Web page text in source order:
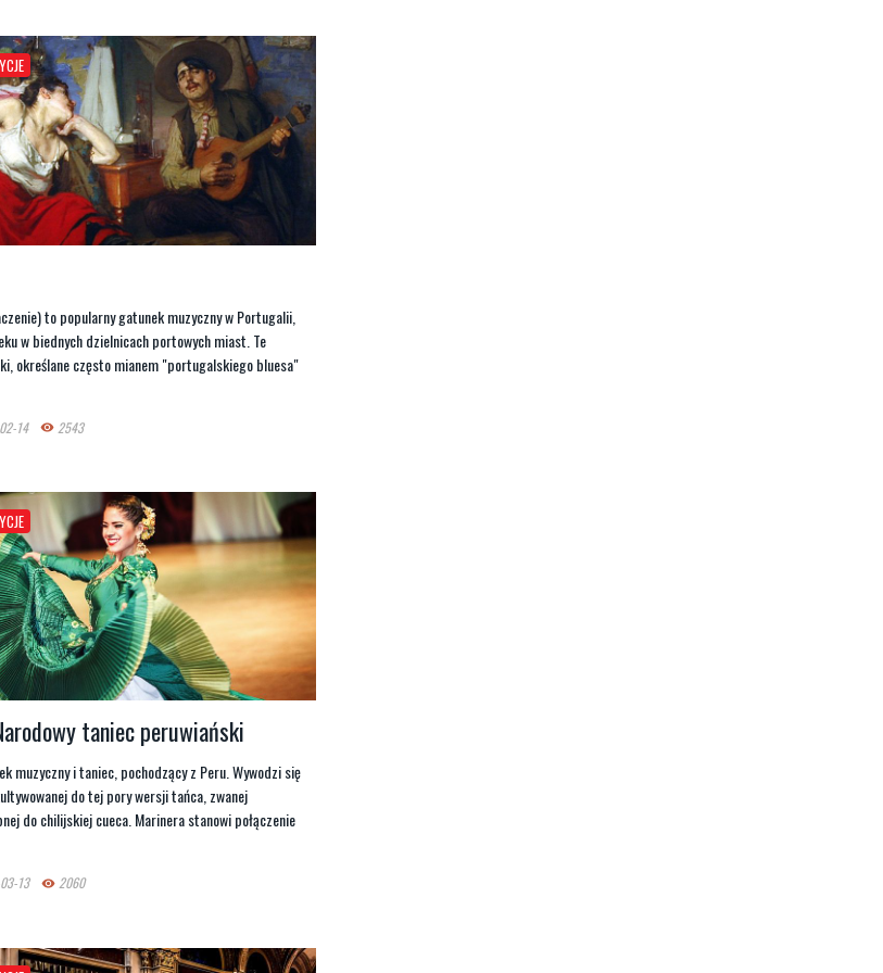
to popularny gatunek muzyczny w Portugalii,
w biednych dzielnicach portowych miast. Te
określane często mianem "portugalskiego bluesa"
14 remove_red_eye 2543
taniec peruwiański
muzyczny i taniec, pochodzący z Peru. Wywodzi się
do tej pory wersji tańca, zwanej
do chilijskiej cueca. Marinera stanowi połączenie
13 remove_red_eye 2060